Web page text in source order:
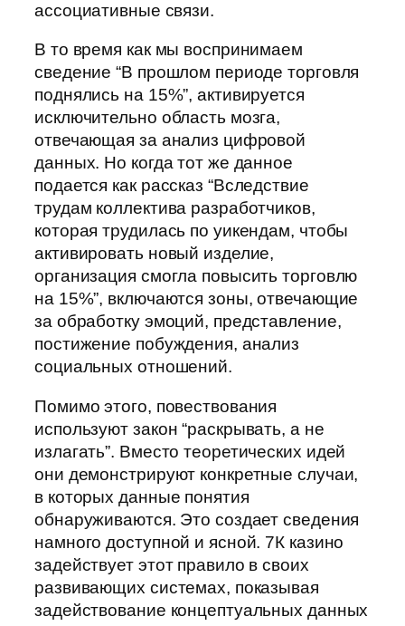
ассоциативные связи.
В то время как мы воспринимаем
сведение “В прошлом периоде торговля
поднялись на 15%”, активируется
исключительно область мозга,
отвечающая за анализ цифровой
данных. Но когда тот же данное
подается как рассказ “Вследствие
трудам коллектива разработчиков,
которая трудилась по уикендам, чтобы
активировать новый изделие,
организация смогла повысить торговлю
на 15%”, включаются зоны, отвечающие
за обработку эмоций, представление,
постижение побуждения, анализ
социальных отношений.
Помимо этого, повествования
используют закон “раскрывать, а не
излагать”. Вместо теоретических идей
они демонстрируют конкретные случаи,
в которых данные понятия
обнаруживаются. Это создает сведения
намного доступной и ясной. 7К казино
задействует этот правило в своих
развивающих системах, показывая
задействование концептуальных данных